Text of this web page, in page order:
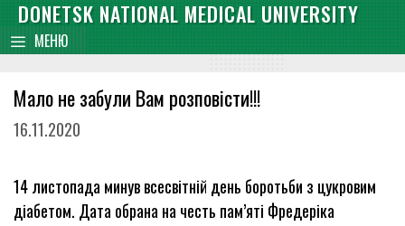
content
Skip
to
content
DONETSK NATIONAL MEDICAL UNIVERSITY
МЕНЮ
Мало не забули Вам розповісти!!!
16.11.2020
14 листопада минув всесвітній день боротьби з цукровим
діабетом. Дата обрана на честь пам’яті Фредеріка